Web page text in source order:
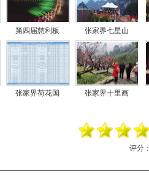
第四届慈利板 张家界七星山
张家界荷花国 张家界十里画
评分：